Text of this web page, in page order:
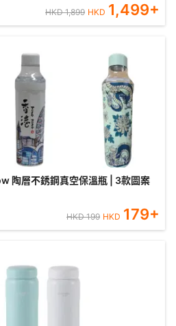
HKD1,899 HKD 1,499+
陶層不銹鋼真空保溫瓶 | 3款圖案
HKD199 HKD 179+